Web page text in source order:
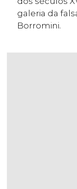
galeria da
Borromini.